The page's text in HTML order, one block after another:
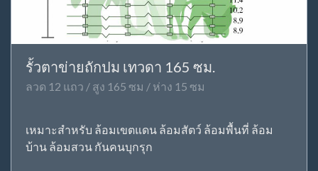
รั้วตาข่ายถักปม เทวดา 165 ซม.
ลวด 12 แถว / สูง 165 ซม / ห่าง 15 ซม
เหมาะสำหรับ ล้อมเขตแดน ล้อมสัตว์ ล้อมพื้นที่ ล้อม
บ้าน ล้อมสวน กันคนบุกรุก